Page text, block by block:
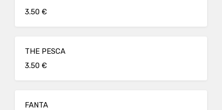
3.50 €
THE PESCA
3.50 €
FANTA